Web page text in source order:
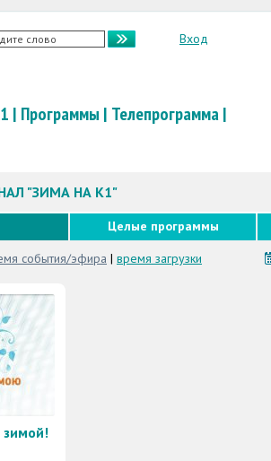
Вход
| Программы | Телепрограмма|
"ЗИМА НА К1"
Целые программы
события/эфира | время загрузки
зимой!